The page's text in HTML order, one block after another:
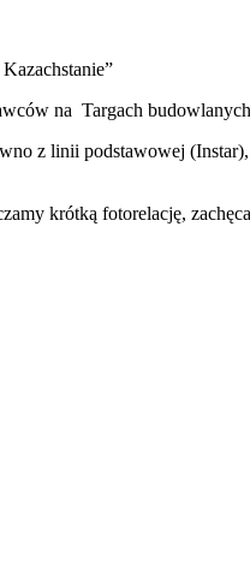
na Targach
z linii podstawowej
krótką fotorelację,